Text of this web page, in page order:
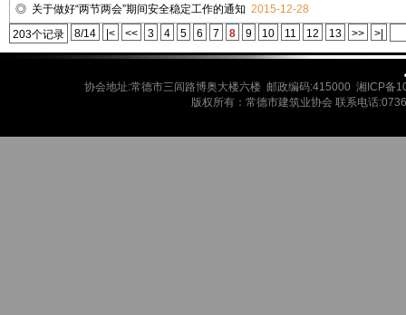
◎ 关于做好“两节两会”期间安全稳定工作的通知 2015-12-28
203个记录
8/14 |< << 3 4 5 6 7 8 9 10 11 12 13 >> >|
协会地址:常德市三闾路博奥大楼六楼 邮政编码:415000 湘ICP备
版权所有：常德市建筑业协会 联系电话